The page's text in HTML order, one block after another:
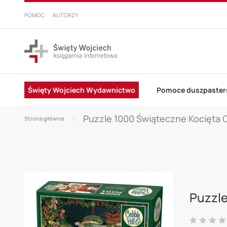
PRZEJDŹ
DO
POMOC AUTORZY
Święty Wojciech Wydawnictwo Pomoce
Strona główna Puzzle 1000 Świąteczne Kocięta
the
end
Ocena: